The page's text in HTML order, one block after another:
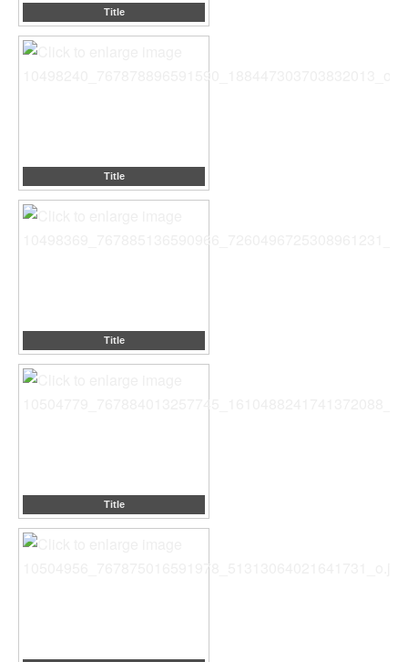
Title
Title
Title
Title